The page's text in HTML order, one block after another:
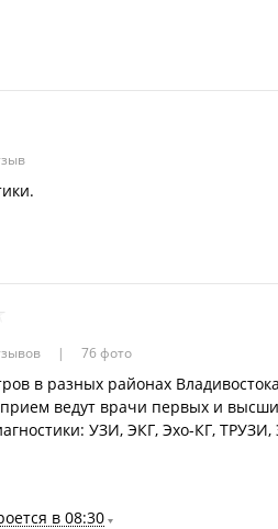
76 фото
в разных районах
ведут врачи первых и
УЗИ, ЭКГ, Эхо-КГ, ТРУЗИ,
в 08:30